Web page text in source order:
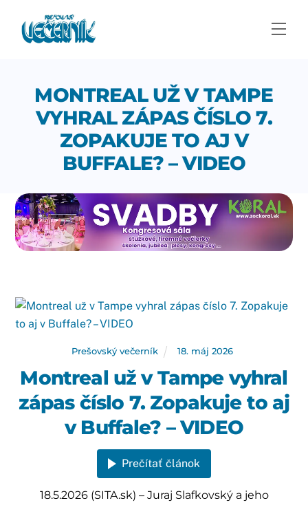
content
MONTREAL UŽ V TAMPE
VYHRAL ZÁPAS ČÍSLO 7.
ZOPAKUJE TO AJ V
BUFFALE? – VIDEO
Prešovský večerník 18. máj 2026
Montreal už v Tampe vyhral
zápas číslo 7. Zopakuje to aj
v Buffale? – VIDEO
Prečítať článok
18.5.2026 (SITA.sk) – Juraj Slafkovský a jeho